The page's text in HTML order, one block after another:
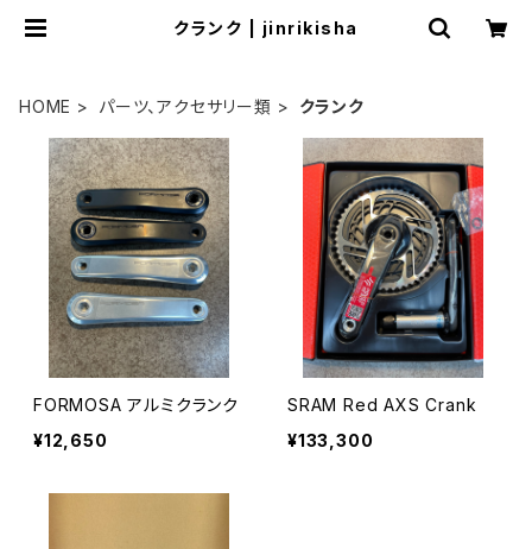
クランク | jinrikisha
HOME パーツ、アクセサリー類 クランク
FORMOSA アルミクランク
¥12,650
SRAM Red AXS Crank
¥133,300